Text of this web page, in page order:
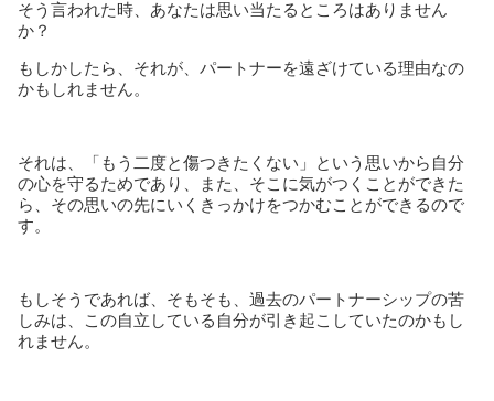
そう言われた時、あなたは思い当たるところはありません
か？
もしかしたら、それが、パートナーを遠ざけている理由なの
かもしれません。
それは、「もう二度と傷つきたくない」という思いから自分
の心を守るためであり、また、そこに気がつくことができた
ら、その思いの先にいくきっかけをつかむことができるので
す。
もしそうであれば、そもそも、過去のパートナーシップの苦
しみは、この自立している自分が引き起こしていたのかもし
れません。